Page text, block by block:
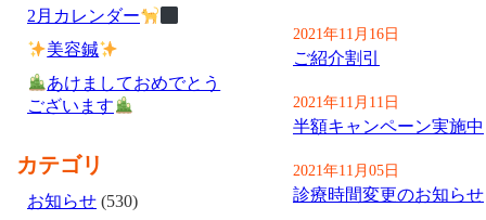
2021年11月16日
ご紹介割引
2021年11月11日
半額キャンペーン実施中
2021年11月05日
診療時間変更のお知らせ
2月カレンダー
美容鍼
あけましておめでとう
ございます
カテゴリ
お知らせ (530)